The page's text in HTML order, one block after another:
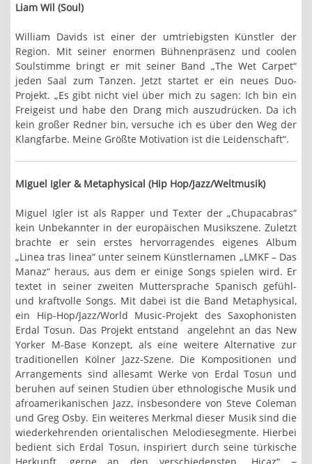
Liam Wil (Soul)
William Davids ist einer der umtriebigsten Künstler der
Region. Mit seiner enormen Bühnenpräsenz und coolen
Soulstimme bringt er mit seiner Band „The Wet Carpet“
jeden Saal zum Tanzen. Jetzt startet er ein neues Duo-
Projekt. „Es gibt nicht viel über mich zu sagen: Ich bin ein
Freigeist und habe den Drang mich auszudrücken. Da ich
kein großer Redner bin, versuche ich es über den Weg der
Klangfarbe. Meine Größte Motivation ist die Leidenschaft“.
Miguel Igler & Metaphysical (Hip Hop/Jazz/Weltmusik)
Miguel Igler ist als Rapper und Texter der „Chupacabras“
kein Unbekannter in der europäischen Musikszene. Zuletzt
brachte er sein erstes hervorragendes eigenes Album
„Linea tras linea“ unter seinem Künstlernamen „LMKF – Das
Manaz“ heraus, aus dem er einige Songs spielen wird. Er
textet in seiner zweiten Muttersprache Spanisch gefühl-
und kraftvolle Songs. Mit dabei ist die Band Metaphysical,
ein Hip-Hop/Jazz/World Music-Projekt des Saxophonisten
Erdal Tosun. Das Projekt entstand angelehnt an das New
Yorker M-Base Konzept, als eine weitere Alternative zur
traditionellen Kölner Jazz-Szene. Die Kompositionen und
Arrangements sind allesamt Werke von Erdal Tosun und
beruhen auf seinen Studien über ethnologische Musik und
afroamerikanischen Jazz, insbesondere von Steve Coleman
und Greg Osby. Ein weiteres Merkmal dieser Musik sind die
wiederkehrenden orientalischen Melodiesegmente. Hierbei
bedient sich Erdal Tosun, inspiriert durch seine türkische